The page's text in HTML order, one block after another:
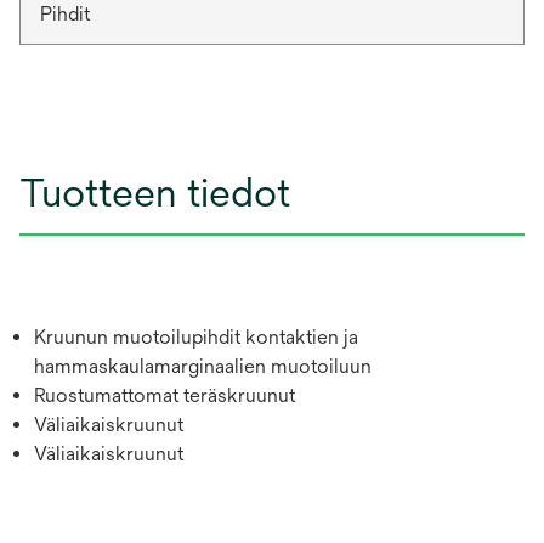
Pihdit
Tuotteen tiedot
Kruunun muotoilupihdit kontaktien ja
hammaskaulamarginaalien muotoiluun
Ruostumattomat teräskruunut
Väliaikaiskruunut
Väliaikaiskruunut